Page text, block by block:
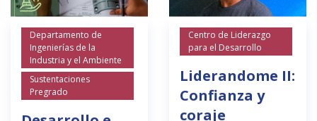
Departamento de
Ingenierías de la
Industria y el Ambiente
Sustentaciones
Pregrado
Centro de Liderazgo
para el Desarrollo
Liderandome II:
Confianza y
coraje